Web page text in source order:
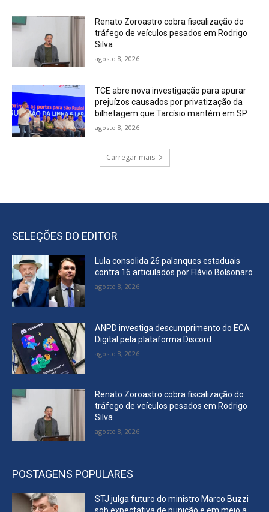
Renato Zoroastro cobra fiscalização do
tráfego de veículos pesados em Rodrigo
Silva
agosto 8, 2026
TCE abre nova investigação para apurar
prejuízos causados por privatização da
bilhetagem que Tarcísio mantém em SP
agosto 8, 2026
Carregar mais
SELEÇÕES DO EDITOR
Lula consolida 26 palanques estaduais
contra 16 articulados por Flávio Bolsonaro
agosto 8, 2026
ANPD investiga descumprimento do ECA
Digital pela plataforma Discord
agosto 8, 2026
Renato Zoroastro cobra fiscalização do
tráfego de veículos pesados em Rodrigo
Silva
agosto 8, 2026
POSTAGENS POPULARES
STJ julga futuro do ministro Marco Buzzi